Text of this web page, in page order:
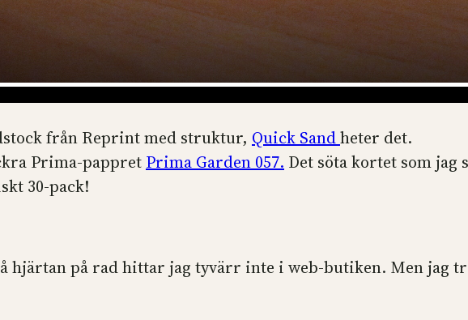
från Reprint med struktur, Quick Sandheter det.
Prima-pappret Prima Garden 057. Det söta kortet som jag
30-pack!
hjärtan på rad hittar jag tyvärr inte i web-butiken. Men jag